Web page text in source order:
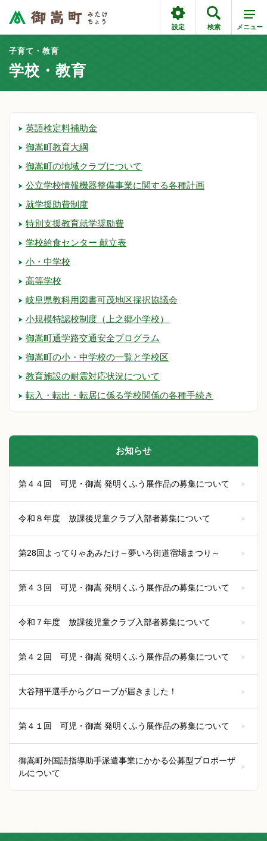
設定 検索 メニュー
子育て・教育
学校・教育
英語検定料補助金
御嵩町教育大綱
御嵩町の地域クラブについて
公立学校情報機器整備事業に関する各種計画
就学援助費制度
特別支援教育就学奨励費
学校給食センター 献立表
小・中学校
高等学校
岐阜県教科用図書可茂地区採択協議会
小規模特認校制度（上之郷小学校）
御嵩町通学路交通安全プログラム
御嵩町の小・中学校の一覧と学校区
教育施設の耐震対応状況について
転入・転出・転居に係る学校関係の各種手続き
お知らせ
第４４回 可児・御嵩 発明くふう展作品の募集について
令和８年度 放課後児童クラブ入部者募集について
第28回よってりゃあみたけ～夢いろ街道宿場まつり～
第４３回 可児・御嵩 発明くふう展作品の募集について
令和７年度 放課後児童クラブ入部者募集について
第４２回 可児・御嵩 発明くふう展作品の募集について
大谷翔平選手からグローブが届きました！
第４１回 可児・御嵩 発明くふう展作品の募集について
御嵩町外国語指導助手派遣事業にかかる公募型プロポーザ
ルについて